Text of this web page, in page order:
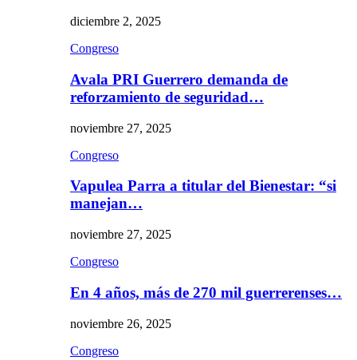
diciembre 2, 2025
Congreso
Avala PRI Guerrero demanda de
reforzamiento de seguridad…
noviembre 27, 2025
Congreso
Vapulea Parra a titular del Bienestar: “si
manejan…
noviembre 27, 2025
Congreso
En 4 años, más de 270 mil guerrerenses…
noviembre 26, 2025
Congreso